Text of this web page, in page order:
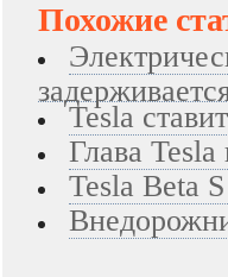
Похожие
Tesla
Глава
Tesla Beta